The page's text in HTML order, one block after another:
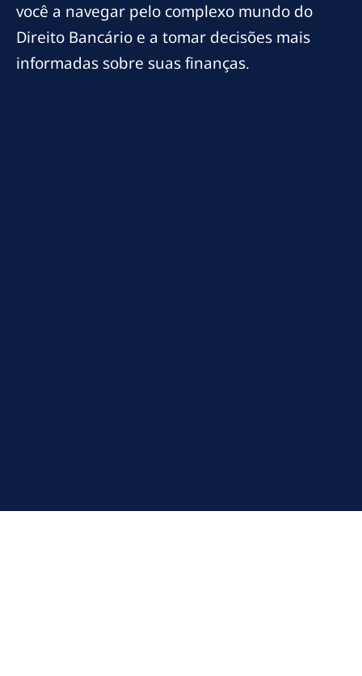
você a navegar pelo complexo mundo do
Direito Bancário e a tomar decisões mais
informadas sobre suas finanças.